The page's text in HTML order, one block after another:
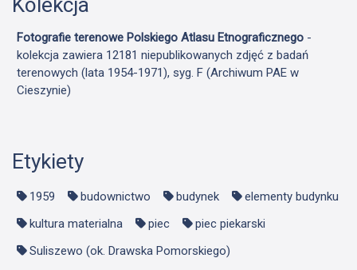
Fotografie terenowe Polskiego Atlasu Etnograficznego -
kolekcja zawiera 12181 niepublikowanych zdjęć z badań
terenowych (lata 1954-1971), syg. F (Archiwum PAE w
Cieszynie)
Etykiety
1959 budownictwo budynek
elementy budynku
kultura materialna
piec
piec piekarski
Suliszewo (ok. Drawska Pomorskiego)